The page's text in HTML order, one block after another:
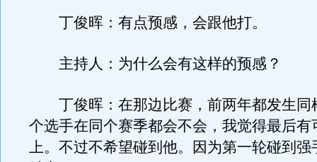
丁俊晖：有点预感，会跟他打。
主持人：为什么会有这样的预感？
丁俊晖：在那边比赛，前两年都发生同
个选手在同个赛季都会不会，我觉得最后有
上。不过不希望碰到他。因为第一轮碰到强